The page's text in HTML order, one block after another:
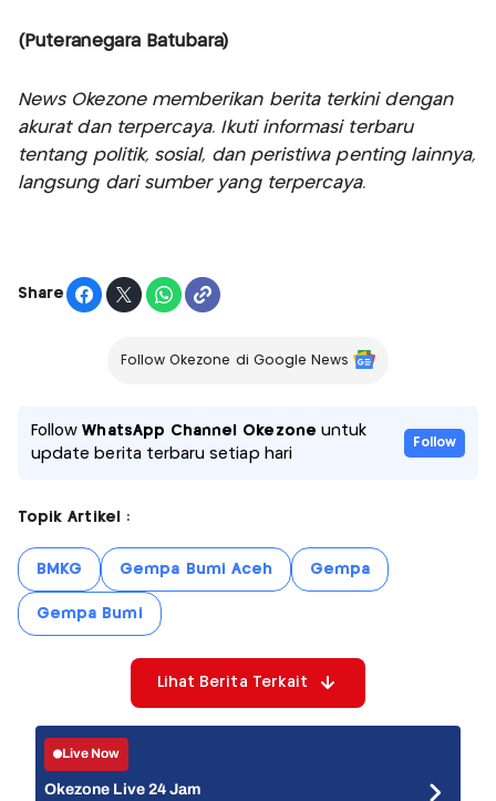
(Puteranegara Batubara)
News Okezone memberikan berita terkini dengan
akurat dan terpercaya. Ikuti informasi terbaru
tentang politik, sosial, dan peristiwa penting lainnya,
langsung dari sumber yang terpercaya.
Share
Follow Okezone di Google News
FollowWhatsApp Channel Okezone untuk
update berita terbaru setiap hari
Follow
Topik Artikel :
BMKG Gempa Bumi Aceh Gempa
Gempa Bumi
Lihat Berita Terkait
Live Now
Okezone Live 24 Jam